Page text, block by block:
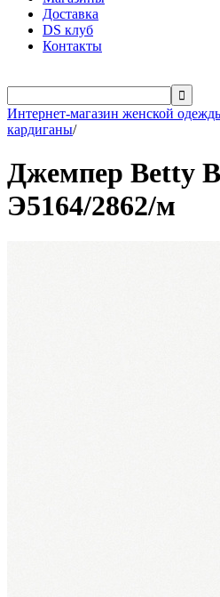
Доставка
DS клуб
Контакты

Интернет-магазин женской
кардиганы/
Джемпер Betty
Э5164/2862/м